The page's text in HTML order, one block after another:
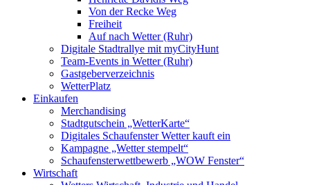
Von der Recke Weg
Freiheit
Auf nach Wetter (Ruhr)
Digitale Stadtrallye mit myCityHunt
Team-Events in Wetter (Ruhr)
Gastgeberverzeichnis
WetterPlatz
Einkaufen
Merchandising
Stadtgutschein „WetterKarte“
Digitales Schaufenster Wetter kauft ein
Kampagne „Wetter stempelt“
Schaufensterwettbewerb „WOW Fenster“
Wirtschaft